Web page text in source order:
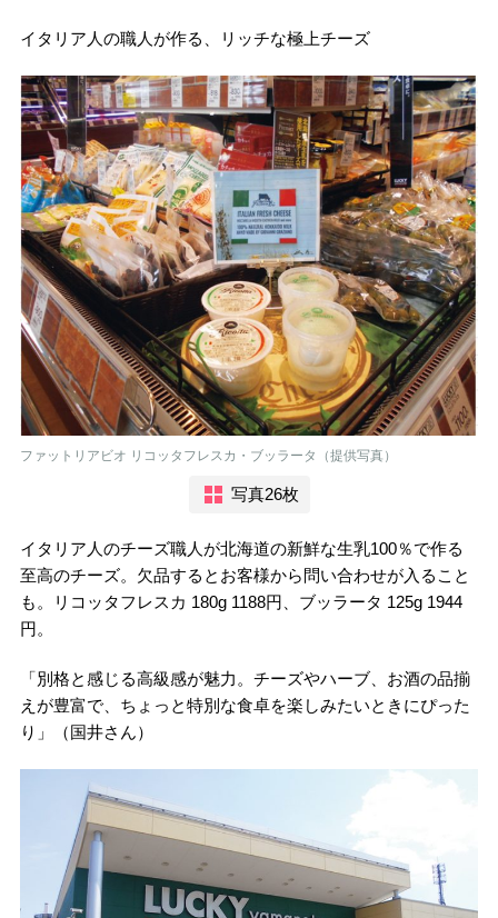
イタリア人の職人が作る、リッチな極上チーズ
ファットリアビオ リコッタフレスカ・ブッラータ（提供写真）
写真26枚
イタリア人のチーズ職人が北海道の新鮮な生乳100％で作る
至高のチーズ。欠品するとお客様から問い合わせが入ること
も。リコッタフレスカ 180g 1188円、ブッラータ 125g 1944
円。
「別格と感じる高級感が魅力。チーズやハーブ、お酒の品揃
えが豊富で、ちょっと特別な食卓を楽しみたいときにぴった
り」（国井さん）